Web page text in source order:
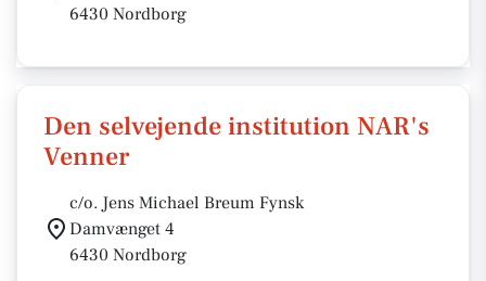
6430 Nordborg
Den selvejende institution NAR's
Venner
c/o. Jens Michael Breum Fynsk
Damvænget 4
6430 Nordborg